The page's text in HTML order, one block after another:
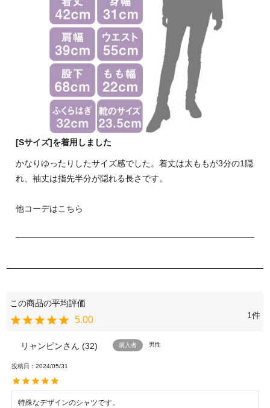
[Sサイズ]を着用しました
かなりゆったりしたサイズ感でした。着丈は太ももが3分の1隠
れ、袖丈は指先半分が隠れる長さです。
他コーデはこちら
5.00 1
リャンピン 32 購入者 男性
投稿日 2024/05/31
特殊なデザインのシャツです。